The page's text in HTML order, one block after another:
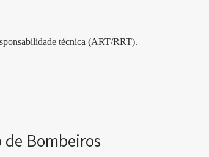
técnica (ART/RRT).
de Bombeiros